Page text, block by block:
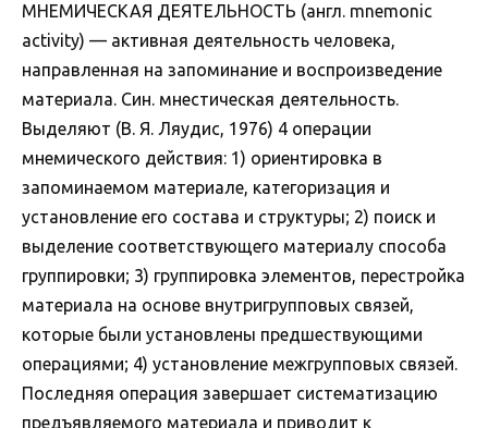
МНЕМИЧЕСКАЯ ДЕЯТЕЛЬНОСТЬ (англ. mnemonic
activity) — активная деятельность человека,
направленная на запоминание и воспроизведение
материала. Син. мнестическая деятельность.
Выделяют (В. Я. Ляудис, 1976) 4 операции
мнемического действия: 1) ориентировка в
запоминаемом материале, категоризация и
установление его состава и структуры; 2) поиск и
выделение соответствующего материалу способа
группировки; 3) группировка элементов, перестройка
материала на основе внутригрупповых связей,
которые были установлены предшествующими
операциями; 4) установление межгрупповых связей.
Последняя операция завершает систематизацию
предъявляемого материала и приводит к